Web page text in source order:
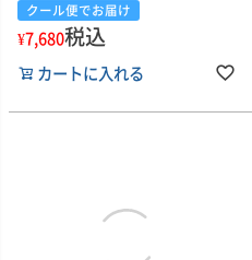
クール便でお届け
¥7,680税込
カートに入れる